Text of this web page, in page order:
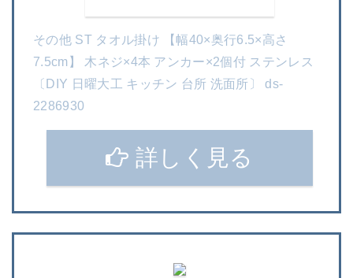
その他 ST タオル掛け 【幅40×奥行6.5×高さ
7.5cm】 木ネジ×4本 アンカー×2個付 ステンレス
〔DIY 日曜大工 キッチン 台所 洗面所〕 ds-
2286930
詳しく見る